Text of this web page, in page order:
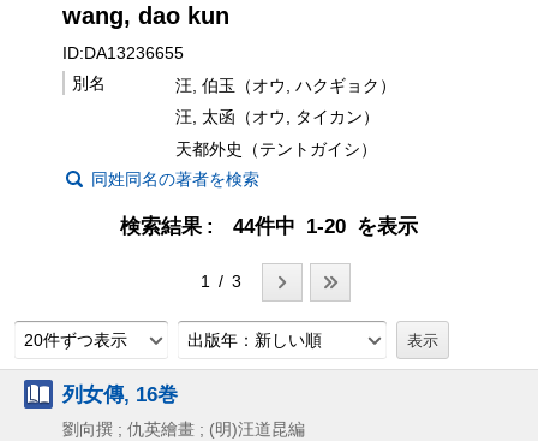
wang, dao kun
ID:DA13236655
別名
汪, 伯玉（オウ, ハクギョク）
汪, 太函（オウ, タイカン）
天都外史（テントガイシ）
同姓同名の著者を検索
検索結果 44件中 1-20 を表示
1 / 3
20件ずつ表示 出版年：新しい順
列女傳, 16巻
劉向撰 ; 仇英繪畫 ; (明)汪道昆編